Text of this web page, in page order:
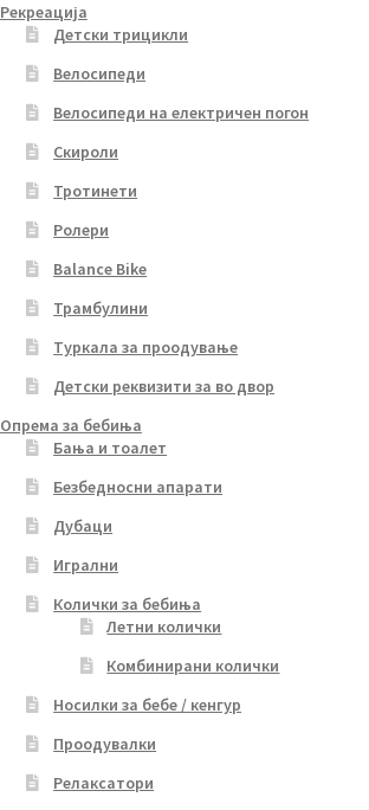
Рекреација
Детски трицикли
Велосипеди
Велосипеди на електричен погон
Скироли
Тротинети
Ролери
Balance Bike
Трамбулини
Туркала за проодување
Детски реквизити за во двор
Опрема за бебиња
Бања и тоалет
Безбедносни апарати
Дубаци
Игрални
Колички за бебиња
Летни колички
Комбинирани колички
Носилки за бебе / кенгур
Проодувалки
Релаксатори